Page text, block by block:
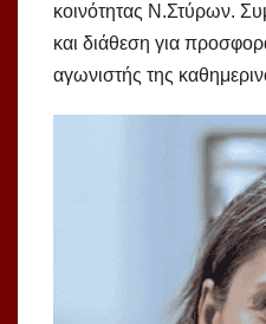
κοινότητας Ν.Στύρων.
και διάθεση για
αγωνιστής της